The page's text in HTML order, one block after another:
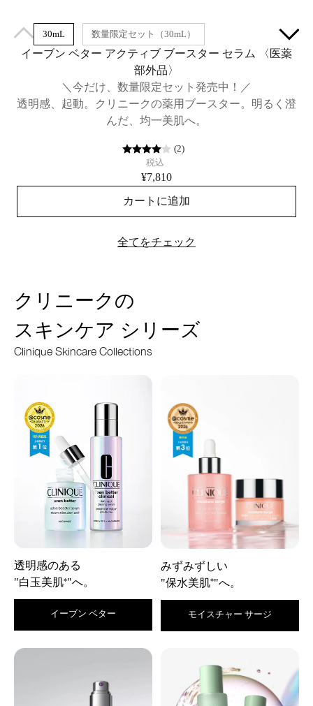
30mL 数量限定セット（30mL）
イーブン ベター アクティブ ブースター セラム​ 〈医薬
部外品〉
＼今だけ、数量限定セット発売中！／
透明感、起動。クリニークの薬用ブースター。明るく澄
んだ、均一美肌へ。
(2)
税込
¥7,810
カートに追加
全てをチェック
クリニークの
スキンケア シリーズ
Clinique Skincare Collections
透明感のある
"白玉美肌*"へ。
イーブン ベター
みずみずしい
"保水美肌*"へ。
モイスチャー サージ